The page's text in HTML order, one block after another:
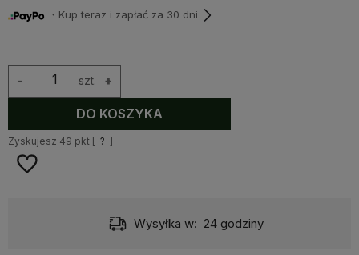
・Kup teraz i zapłać za 30 dni
szt. +
-
DO KOSZYKA
Zyskujesz 49 pkt [ ? ]
Wysyłka w: 24 godziny